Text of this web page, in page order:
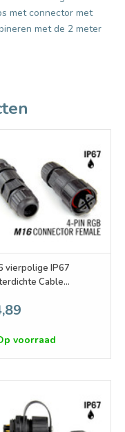
met connector met
met de 2 meter
vierpolige IP67
Cable
voorraad